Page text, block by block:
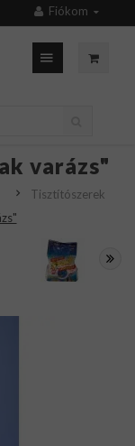
Fiókom
varázs"
Tisztítószerek